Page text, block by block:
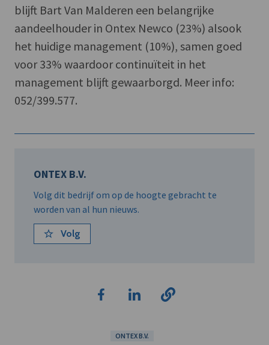
blijft Bart Van Malderen een belangrijke
aandeelhouder in Ontex Newco (23%) alsook
het huidige management (10%), samen goed
voor 33% waardoor continuïteit in het
management blijft gewaarborgd. Meer info:
052/399.577.
ONTEX B.V.
Volg dit bedrijf om op de hoogte gebracht te
worden van al hun nieuws.
Volg
ONTEX B.V.